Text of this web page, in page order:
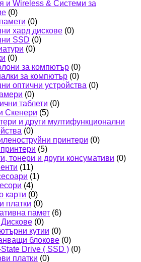
и Wireless & Системи за
(0)
(0)
хард дискове (0)
SSD (0)
(0)
(0)
за компютър (0)
за компютър (0)
оптични устройства (0)
(0)
таблети (0)
Скенери (5)
и други мултифункционални
(0)
принтери (0)
(5)
тонери и други консумативи (0)
(11)
(1)
(4)
карти (0)
платки (0)
памет (6)
(0)
кутии (0)
блокове (0)
Drive ( SSD ) (0)
платки (0)